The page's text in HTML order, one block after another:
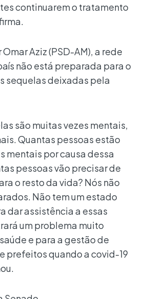
continuarem o tratamento
Aziz (PSD-AM), a rede
não está preparada para o
sequelas deixadas pela
são muitas vezes mentais,
Quantas pessoas estão
mentais por causa dessa
pessoas vão precisar de
o resto da vida? Nós não
Não tem um estado
dar assistência a essas
um problema muito
e para a gestão de
prefeitos quando a covid-19